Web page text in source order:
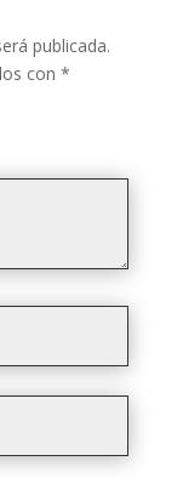
publicada.
con *